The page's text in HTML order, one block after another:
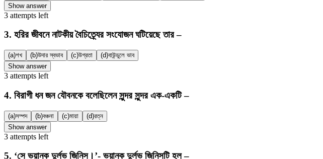
Show answer
3 attempts left
3. হরির জীবনে নাটকীয় বৈচিত্র্যের সংযোজন ঘটিয়েছে তার –
(a)শখ (b)উদার স্বভাব (c)উগ্রতা (d)বাউন্ডুলে ভাব
Show answer
3 attempts left
4. বিরাগী ধন জন যৌবনকে বলেছিলেন সুন্দর সুন্দর এক-একটি –
(a)সম্পদ (b)বঞ্চনা (c)মায়া (d)রত্ন
Show answer
3 attempts left
5. ‘সে ভয়ানক দুর্লভ জিনিস।’- ভয়ানক দুর্লভ জিনিসটি হল –